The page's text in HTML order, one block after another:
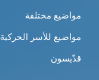
مواضيع مختلفة
مواضيع للأسر الحركية
قدّيسون